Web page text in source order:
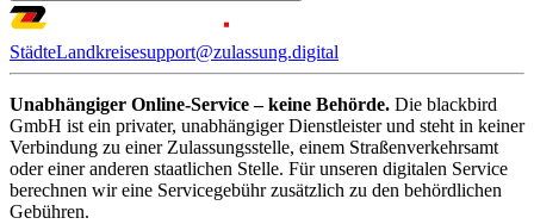
StädteLandkreisesupport@zulassung.digital
Unabhängiger Online-Service – keine Behörde. Die blackbird
GmbH ist ein privater, unabhängiger Dienstleister und steht in keiner
Verbindung zu einer Zulassungsstelle, einem Straßenverkehrsamt
oder einer anderen staatlichen Stelle. Für unseren digitalen Service
berechnen wir eine Servicegebühr zusätzlich zu den behördlichen
Gebühren.